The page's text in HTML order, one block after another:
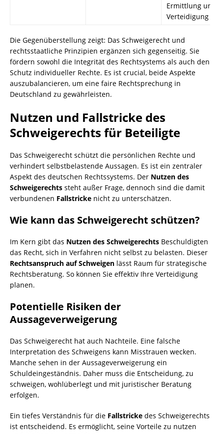
Ermittlung und
Verteidigung
Die Gegenüberstellung zeigt: Das Schweigerecht und
rechtsstaatliche Prinzipien ergänzen sich gegenseitig. Sie
fördern sowohl die Integrität des Rechtsystems als auch den
Schutz individueller Rechte. Es ist crucial, beide Aspekte
auszubalancieren, um eine faire Rechtsprechung in
Deutschland zu gewährleisten.
Nutzen und Fallstricke des
Schweigerechts für Beteiligte
Das Schweigerecht schützt die persönlichen Rechte und
verhindert selbstbelastende Aussagen. Es ist ein zentraler
Aspekt des deutschen Rechtssystems. Der Nutzen des
Schweigerechts steht außer Frage, dennoch sind die damit
verbundenen Fallstricke nicht zu unterschätzen.
Wie kann das Schweigerecht schützen?
Im Kern gibt das Nutzen des Schweigerechts Beschuldigten
das Recht, sich in Verfahren nicht selbst zu belasten. Dieser
Rechtsanspruch auf Schweigen lässt Raum für strategische
Rechtsberatung. So können Sie effektiv Ihre Verteidigung
planen.
Potentielle Risiken der
Aussageverweigerung
Das Schweigerecht hat auch Nachteile. Eine falsche
Interpretation des Schweigens kann Misstrauen wecken.
Manche sehen in der Aussageverweigerung ein
Schuldeingeständnis. Daher muss die Entscheidung, zu
schweigen, wohlüberlegt und mit juristischer Beratung
erfolgen.
Ein tiefes Verständnis für die Fallstricke des Schweigerechts
ist entscheidend. Es ermöglicht, seine Vorteile zu nutzen